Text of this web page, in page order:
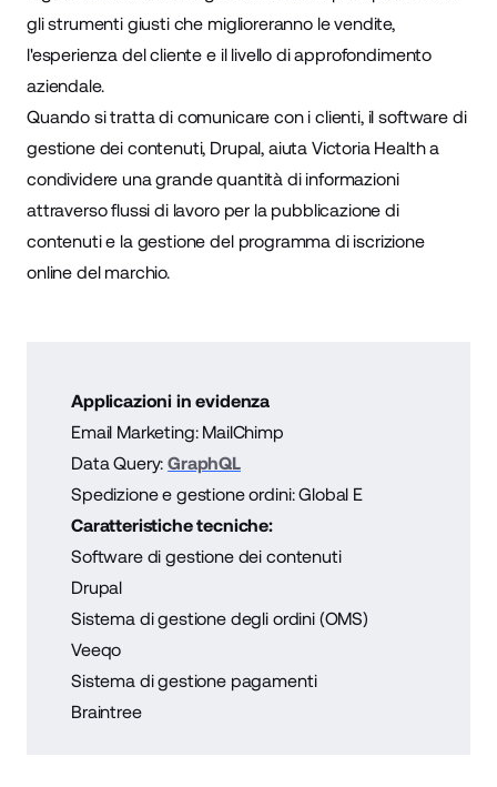
gli strumenti giusti che miglioreranno le vendite,
l'esperienza del cliente e il livello di approfondimento
aziendale.
Quando si tratta di comunicare con i clienti, il software di
gestione dei contenuti, Drupal, aiuta Victoria Health a
condividere una grande quantità di informazioni
attraverso flussi di lavoro per la pubblicazione di
contenuti e la gestione del programma di iscrizione
online del marchio.
Applicazioni in evidenza
Email Marketing: MailChimp
Data Query:GraphQL
Spedizione e gestione ordini: Global E
Caratteristiche tecniche:
Software di gestione dei contenuti
Drupal
Sistema di gestione degli ordini (OMS)
Veeqo
Sistema di gestione pagamenti
Braintree